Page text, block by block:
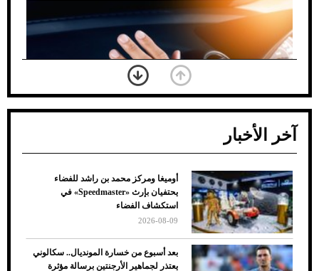
ضعف تبريد مكيف السيارة عند الوقوف.. أشهر
الأسباب والحلول
آخر الأخبار
أوميغا ومركز محمد بن راشد للفضاء
يحتفيان بإرث «Speedmaster» في
استكشاف الفضاء
2026-08-09
بعد أسبوع من خسارة المونديال.. سكالوني
يعتذر لجماهير الأرجنتين برسالة مؤثرة